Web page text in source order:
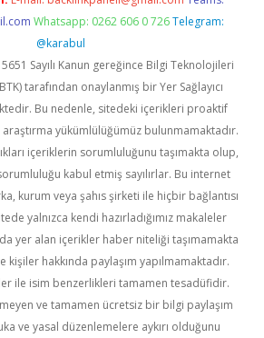
Whatsapp: 0262 606 0 726 Telegram:
@karabul
Sayılı Kanun gereğince Bilgi Teknolojileri
tarafından onaylanmış bir Yer Sağlayıcı
Bu nedenle, sitedeki içerikleri proaktif
yükümlülüğümüz bulunmamaktadır.
içeriklerin sorumluluğunu taşımakta olup,
kabul etmiş sayılırlar. Bu internet
kurum veya şahıs şirketi ile hiçbir bağlantısı
yalnızca kendi hazırladığımız makaleler
yer alan içerikler haber niteliği taşımamakta
kişiler hakkında paylaşım yapılmamaktadır.
ile isim benzerlikleri tamamen tesadüfidir.
ve tamamen ücretsiz bir bilgi paylaşım
ve yasal düzenlemelere aykırı olduğunu